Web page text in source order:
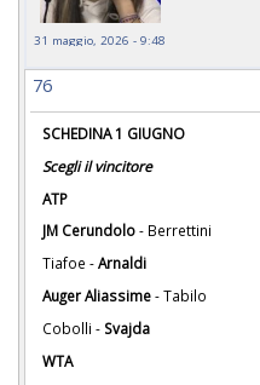
31 maggio, 2026 - 9:48
76
SCHEDINA 1 GIUGNO
Scegli il vincitore
ATP
JM Cerundolo- Berrettini
Tiafoe -Arnaldi
Auger Aliassime- Tabilo
Cobolli - Svajda
WTA